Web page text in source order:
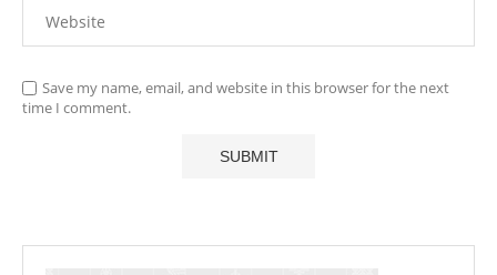
Save my name, email, and website in this browser for the next
time I comment.